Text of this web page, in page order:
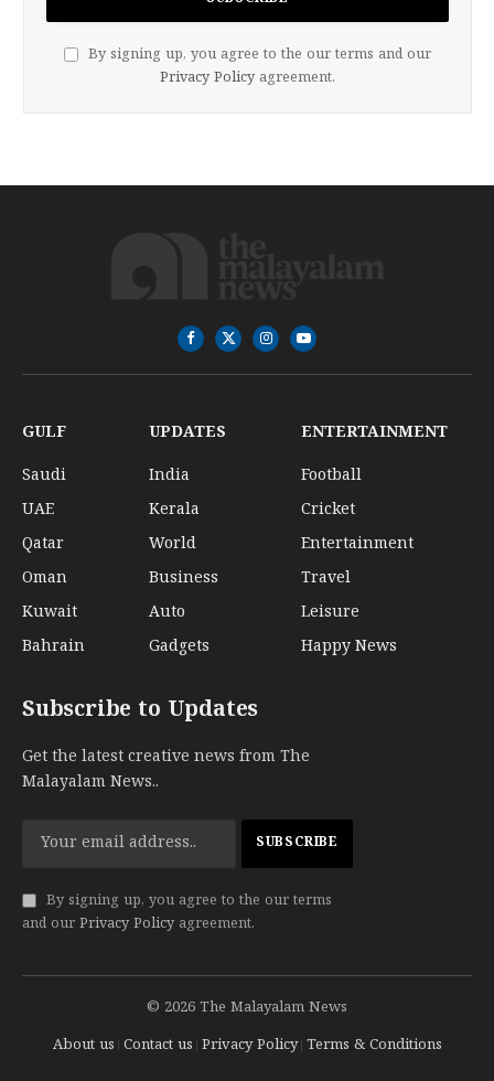
By signing up, you agree to the our terms and our
Privacy Policy agreement.
Facebook
X
(Twitter)
InstagramYouTube
GULF
Saudi
UAE
Qatar
Oman
Kuwait
Bahrain
UPDATES
India
Kerala
World
Business
Auto
Gadgets
ENTERTAINMENT
Football
Cricket
Entertainment
Travel
Leisure
Happy News
Subscribe to Updates
Get the latest creative news from The
Malayalam News..
By signing up, you agree to the our terms
and our Privacy Policy agreement.
© 2026 The Malayalam News
About us Contact us Privacy Policy Terms & Conditions